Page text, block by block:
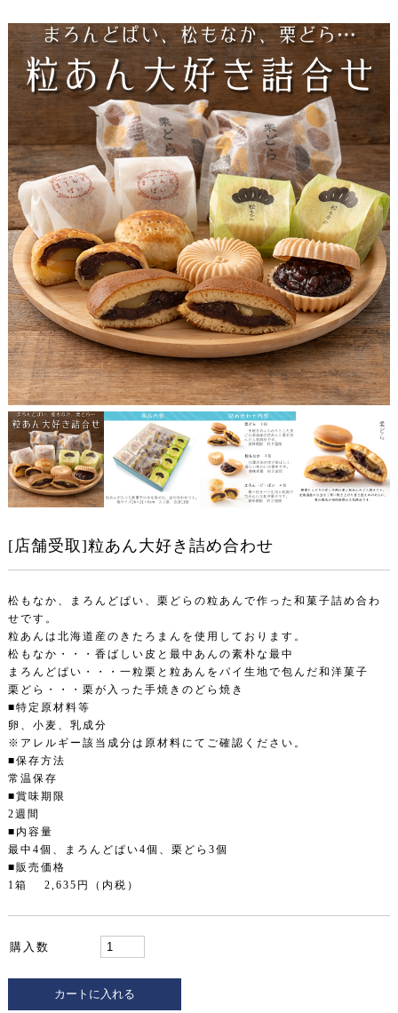
[店舗受取]粒あん大好き詰め合わせ
松もなか、まろんどぱい、栗どらの粒あんで作った和菓子詰め合わ
せです。
粒あんは北海道産のきたろまんを使用しております。
松もなか・・・香ばしい皮と最中あんの素朴な最中
まろんどぱい・・・一粒栗と粒あんをパイ生地で包んだ和洋菓子
栗どら・・・栗が入った手焼きのどら焼き
■特定原材料等
卵、小麦、乳成分
※アレルギー該当成分は原材料にてご確認ください。
■保存方法
常温保存
■賞味期限
2週間
■内容量
最中4個、まろんどぱい4個、栗どら3個
■販売価格
1箱 2,635円（内税）
購入数